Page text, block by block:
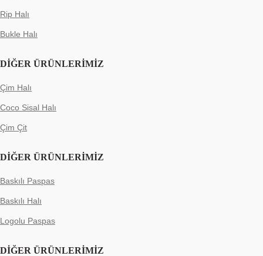
Rip Halı
Bukle Halı
DIĞER ÜRÜNLERIMIZ
Çim Halı
Coco Sisal Halı
Çim Çit
DIĞER ÜRÜNLERIMIZ
Baskılı Paspas
Baskılı Halı
Logolu Paspas
DIĞER ÜRÜNLERIMIZ